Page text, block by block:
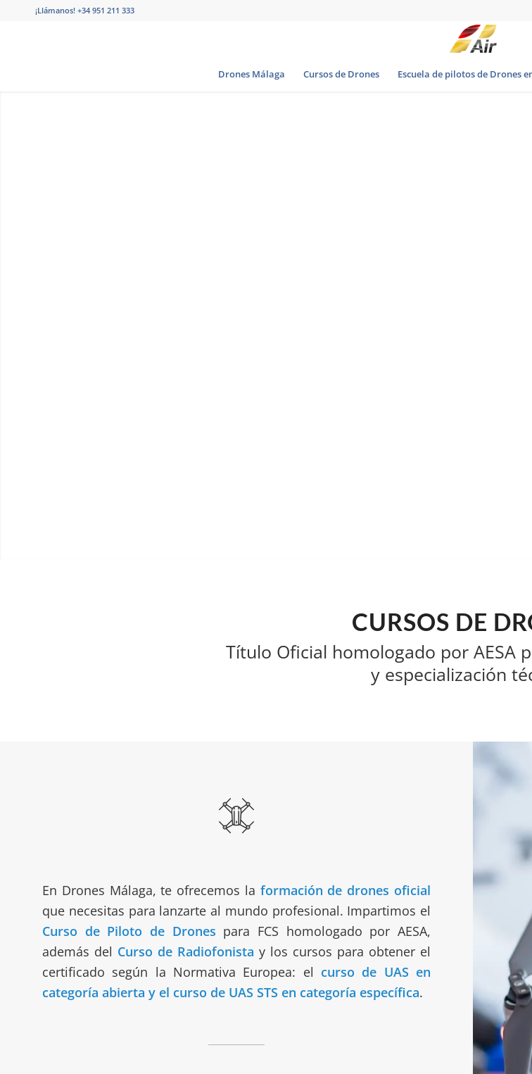
¡Llámanos! +34 951 211 333
Drones Málaga Cursos de Drones Escuela de pilotos de Drones
CURSOS DE
Título Oficial homologado por AESA
y especialización
En Drones Málaga, te ofrecemos la formación de drones oficial
que necesitas para lanzarte al mundo profesional. Impartimos el
Curso de Piloto de Drones para FCS homologado por AESA,
además del Curso de Radiofonista y los cursos para obtener el
certificado según la Normativa Europea: el curso de UAS en
categoría abierta y el curso de UAS STS en categoría específica.